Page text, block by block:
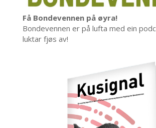
Få Bondevennen på øyra!
Bondevennen er på lufta med ein
luktar fjøs av!